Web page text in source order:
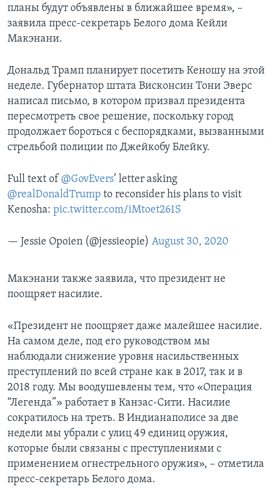
планы будут объявлены в ближайшее время», –
заявила пресс-секретарь Белого дома Кейли
Макэнани.
Дональд Трамп планирует посетить Кеношу на этой
неделе. Губернатор штата Висконсин Тони Эверс
написал письмо, в котором призвал президента
пересмотреть свое решение, поскольку город
продолжает бороться с беспорядками, вызванными
стрельбой полиции по Джейкобу Блейку.
Full text of @GovEvers’ letter asking
@realDonaldTrump to reconsider his plans to visit
Kenosha: pic.twitter.com/iMtoet261S
— Jessie Opoien (@jessieopie) August 30, 2020
Макэнани также заявила, что президент не
поощряет насилие.
«Президент не поощряет даже малейшее насилие.
На самом деле, под его руководством мы
наблюдали снижение уровня насильственных
преступлений по всей стране как в 2017, так и в
2018 году. Мы воодушевлены тем, что «Операция
“Легенда”» работает в Канзас-Сити. Насилие
сократилось на треть. В Индианаполисе за две
недели мы убрали с улиц 49 единиц оружия,
которые были связаны с преступлениями с
применением огнестрельного оружия», – отметила
пресс-секретарь Белого дома.